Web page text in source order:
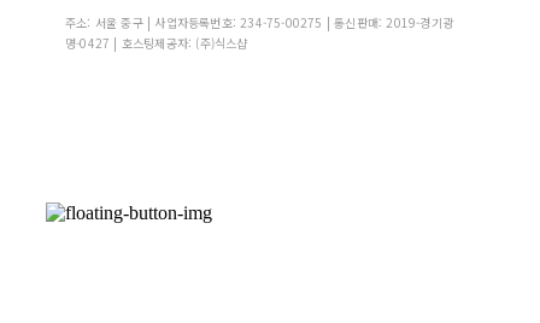
주소: 서울 중구 | 사업자등록번호: 234-75-00275 | 통신판매: 2019-경기광
명-0427 | 호스팅제공자: (주)식스샵